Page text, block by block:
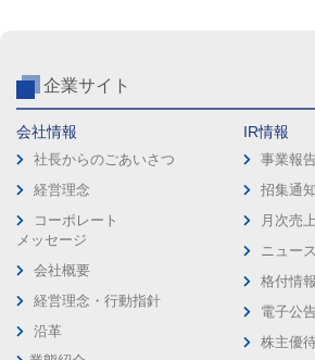
企業サイト
会社情報
社長からのごあいさつ
経営理念
コーポレート
メッセージ
会社概要
経営理念・行動指針
沿革
IR情報
事業報
招集通知
月次売
ニュー
格付情報
電子公
株主優